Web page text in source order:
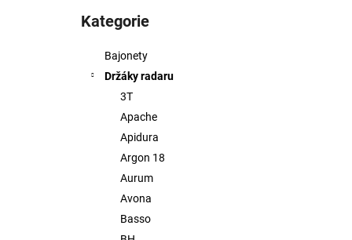
Přeskočit
kategorie
Kategorie
Bajonety
Držáky radaru
3T
Apache
Apidura
Argon 18
Aurum
Avona
Basso